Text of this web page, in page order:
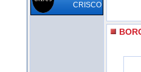
CRISCO